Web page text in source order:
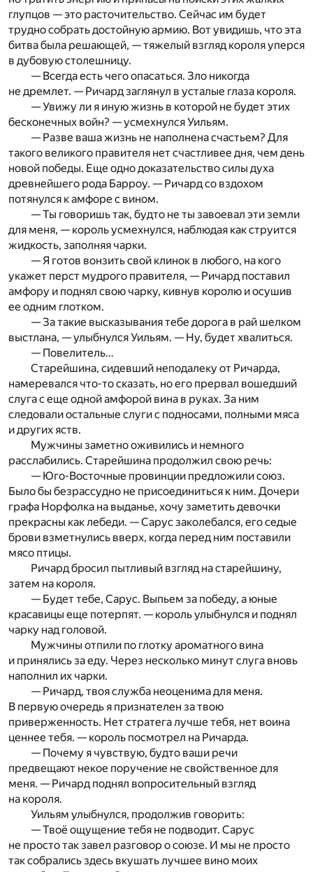
глупцов — это расточительство. Сейчас им будет
трудно собрать достойную армию. Вот увидишь, что эта
битва была решающей, — тяжелый взгляд короля уперся
в дубовую столешницу.
— Всегда есть чего опасаться. Зло никогда
не дремлет. — Ричард заглянул в усталые глаза короля.
— Увижу ли я иную жизнь в которой не будет этих
бесконечных войн? — усмехнулся Уильям.
— Разве ваша жизнь не наполнена счастьем? Для
такого великого правителя нет счастливее дня, чем день
новой победы. Еще одно доказательство силы духа
древнейшего рода Барроу. — Ричард со вздохом
потянулся к амфоре с вином.
— Ты говоришь так, будто не ты завоевал эти земли
для меня, — король усмехнулся, наблюдая как струится
жидкость, заполняя чарки.
— Я готов вонзить свой клинок в любого, на кого
укажет перст мудрого правителя, — Ричард поставил
амфору и поднял свою чарку, кивнув королю и осушив
ее одним глотком.
— За такие высказывания тебе дорога в рай шелком
выстлана, — улыбнулся Уильям. — Ну, будет хвалиться.
— Повелитель…
Старейшина, сидевший неподалеку от Ричарда,
намеревался что-то сказать, но его прервал вошедший
слуга с еще одной амфорой вина в руках. За ним
следовали остальные слуги с подносами, полными мяса
и других яств.
Мужчины заметно оживились и немного
расслабились. Старейшина продолжил свою речь:
— Юго-Восточные провинции предложили союз.
Было бы безрассудно не присоединиться к ним. Дочери
графа Норфолка на выданье, хочу заметить девочки
прекрасны как лебеди. — Сарус заколебался, его седые
брови взметнулись вверх, когда перед ним поставили
мясо птицы.
Ричард бросил пытливый взгляд на старейшину,
затем на короля.
— Будет тебе, Сарус. Выпьем за победу, а юные
красавицы еще потерпят. — король улыбнулся и поднял
чарку над головой.
Мужчины отпили по глотку ароматного вина
и принялись за еду. Через несколько минут слуга вновь
наполнил их чарки.
— Ричард, твоя служба неоценима для меня.
В первую очередь я признателен за твою
приверженность. Нет стратега лучше тебя, нет воина
ценнее тебя. — король посмотрел на Ричарда.
— Почему я чувствую, будто ваши речи
предвещают некое поручение не свойственное для
меня. — Ричард поднял вопросительный взгляд
на короля.
Уильям улыбнулся, продолжив говорить:
— Твоё ощущение тебя не подводит. Сарус
не просто так завел разговор о союзе. И мы не просто
так собрались здесь вкушать лучшее вино моих